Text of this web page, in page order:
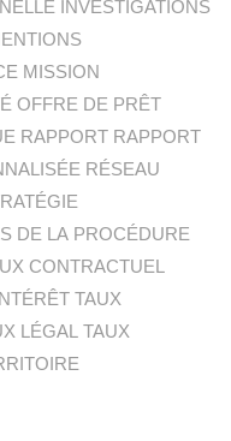
INVESTIGATIONS
MISSION
OFFRE DE PRÊT
RAPPORT RAPPORT
RÉSEAU
DE LA PROCÉDURE
CONTRACTUEL
TAUX
LÉGAL TAUX